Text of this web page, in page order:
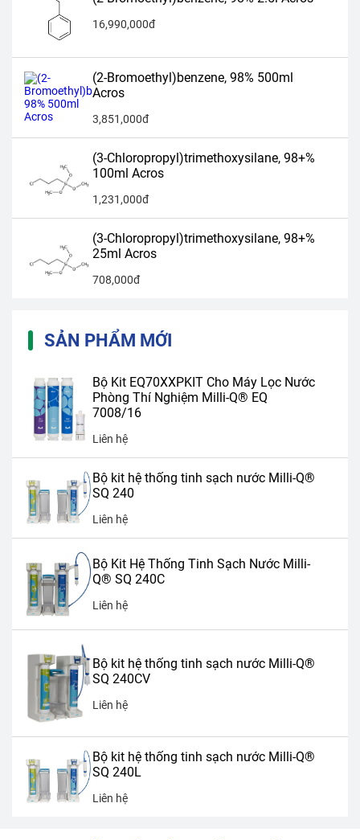
16,990,000đ
(2-Bromoethyl)benzene, 98% 500ml
Acros
3,851,000đ
(3-Chloropropyl)trimethoxysilane, 98+%
100ml Acros
1,231,000đ
(3-Chloropropyl)trimethoxysilane, 98+%
25ml Acros
708,000đ
SẢN PHẨM MỚI
Bộ Kit EQ70XXPKIT Cho Máy Lọc Nước
Phòng Thí Nghiệm Milli-Q® EQ
7008/16
Liên hệ
Bộ kit hệ thống tinh sạch nước Milli-Q®
SQ 240
Liên hệ
Bộ Kit Hệ Thống Tinh Sạch Nước Milli-
Q® SQ 240C
Liên hệ
Bộ kit hệ thống tinh sạch nước Milli-Q®
SQ 240CV
Liên hệ
Bộ kit hệ thống tinh sạch nước Milli-Q®
SQ 240L
Liên hệ